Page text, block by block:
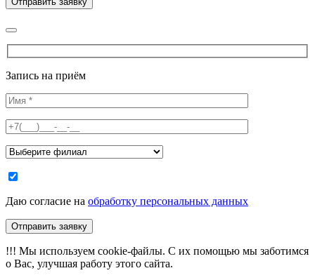
Запись на приём
Даю согласие на обработку персональных данных
!!! Мы используем cookie-файлы. С их помощью мы заботимся
о Вас, улучшая работу этого сайта.